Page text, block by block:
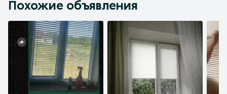
Похожие объявления